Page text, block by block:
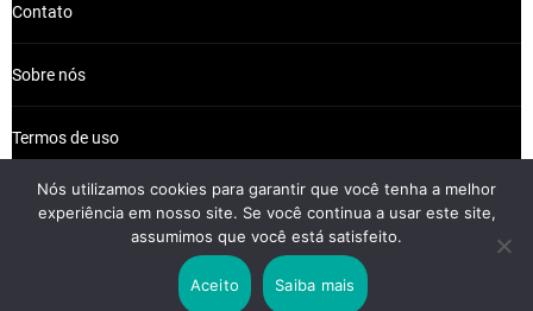
Contato
Sobre nós
Termos de uso
Wikkiz © 2026 Newsreach.
Nós utilizamos cookies para garantir que você tenha a melhor
experiência em nosso site. Se você continua a usar este site,
assumimos que você está satisfeito.
Aceito Saiba mais